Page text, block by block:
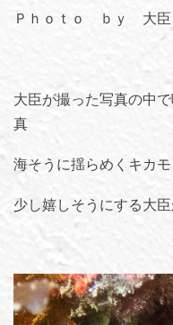
Ｐｈｏｔｏ ｂｙ 大臣
大臣が撮った写真の中
真
海そうに揺らめくキカ
少し嬉しそうにする大